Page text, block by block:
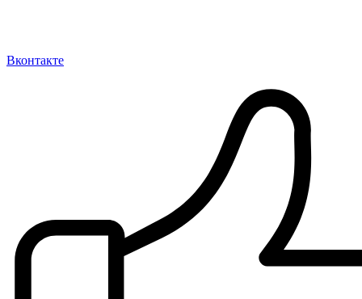
Вконтакте